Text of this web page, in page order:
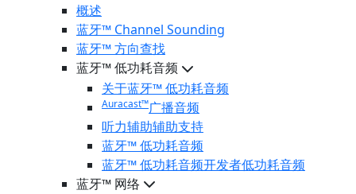
概述
蓝牙™ Channel Sounding
蓝牙™ 方向查找
蓝牙™ 低功耗音频
关于蓝牙™ 低功耗音频
Auracast™广播音频
听力辅助辅助支持
蓝牙™ 低功耗音频
蓝牙™ 低功耗音频开发者低功耗音频
蓝牙™ 网络